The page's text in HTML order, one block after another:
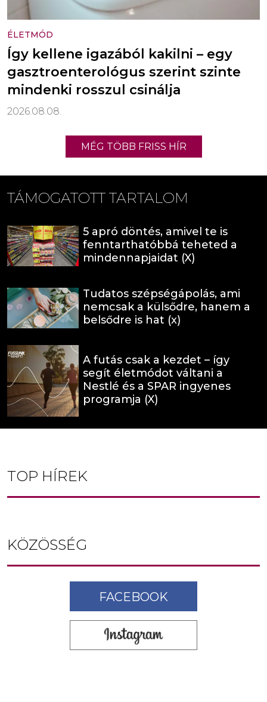
ÉLETMÓD
Így kellene igazából kakilni – egy
gasztroenterológus szerint szinte
mindenki rosszul csinálja
2026.08.08.
MÉG TÖBB FRISS HÍR
TÁMOGATOTT TARTALOM
5 apró döntés, amivel te is
fenntarthatóbbá teheted a
mindennapjaidat (X)
Tudatos szépségápolás, ami
nemcsak a külsődre, hanem a
belsődre is hat (x)
A futás csak a kezdet – így
segít életmódot váltani a
Nestlé és a SPAR ingyenes
programja (X)
TOP HÍREK
KÖZÖSSÉG
FACEBOOK